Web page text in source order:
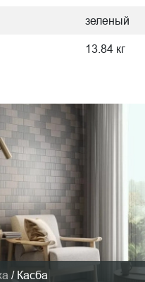
зеленый
13.84 кг
/ Касба